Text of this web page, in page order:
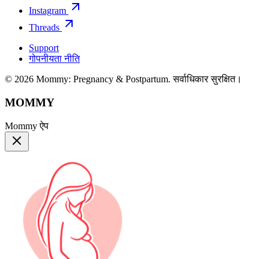
Instagram
Threads
Support
गोपनीयता नीति
© 2026 Mommy: Pregnancy & Postpartum. सर्वाधिकार सुरक्षित।
MOMMY
Mommy ऐप